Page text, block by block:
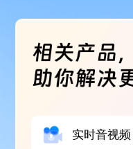
实时音视频